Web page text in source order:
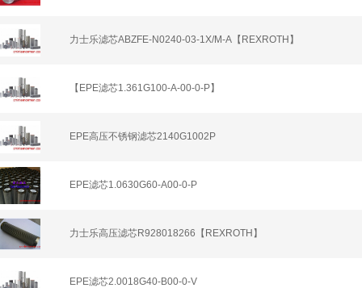
力士乐滤芯ABZFE-N0240-03-1X/M-A【REXROTH】
【EPE滤芯1.361G100-A-00-0-P】
EPE高压不锈钢滤芯2140G1002P
EPE滤芯1.0630G60-A00-0-P
力士乐高压滤芯R928018266【REXROTH】
EPE滤芯2.0018G40-B00-0-V